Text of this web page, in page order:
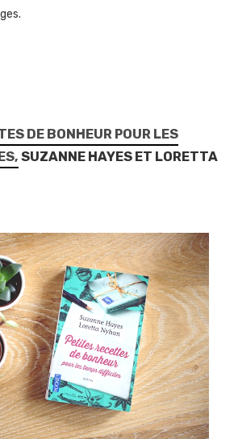
DE BONHEUR POUR LES
SUZANNE HAYES ET LORETTA